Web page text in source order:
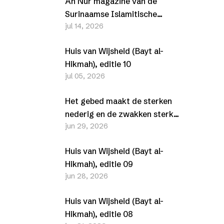
Surinaamse Islamitische
Vereniging (SIV) –
jul 14, 2026
Huis van Wijsheid (Bayt al-
Hikmah), editie 10
jul 05, 2026
Het gebed maakt de sterken
nederig en de zwakken sterk
(Al-Furqān, 25-63-77)
jun 29, 2026
Huis van Wijsheid (Bayt al-
Hikmah), editie 09
jun 28, 2026
Huis van Wijsheid (Bayt al-
Hikmah), editie 08